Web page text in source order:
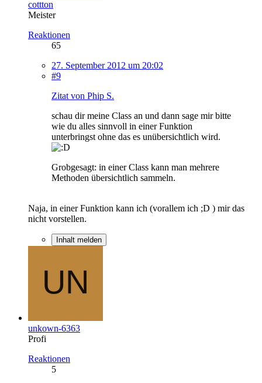
cottton
Meister
Reaktionen
65
27. September 2012 um 20:02
#9
Zitat von Phip S.
schau dir meine Class an und dann sage mir bitte
wie du alles sinnvoll in einer Funktion
unterbringst ohne das es unübersichtlich wird.
Grobgesagt: in einer Class kann man mehrere
Methoden übersichtlich sammeln.
Naja, in einer Funktion kann ich (vorallem ich ;D ) mir das
nicht vorstellen.
Inhalt melden
unkown-6363
Profi
Reaktionen
5